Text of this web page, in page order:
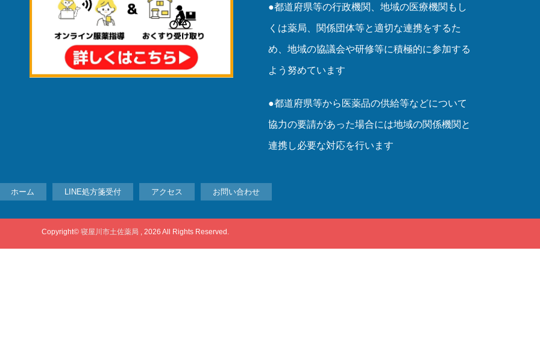
●都道府県等の行政機関、地域の医療機関もし
くは薬局、関係団体等と適切な連携をするた
め、地域の協議会や研修等に積極的に参加する
よう努めています
●都道府県等から医薬品の供給等などについて
協力の要請があった場合には地域の関係機関と
連携し必要な対応を行います
ホーム LINE処方箋受付 アクセス お問い合わせ
Copyright© 寝屋川市土佐薬局 , 2026 All Rights Reserved.